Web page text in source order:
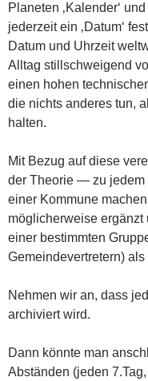
Planeten ‚Kalender‘
jederzeit ein ‚Datum‘
Datum und Uhrzeit
Alltag stillschweigend
einen hohen
die nichts anderes tun,
halten.
Mit Bezug auf diese
der Theorie — zu jedem
einer Kommune
möglicherweise ergänzt
einer bestimmten
Gemeindevertretern) als
Nehmen wir an, dass
archiviert wird.
Dann könnte man
Abständen (jeden